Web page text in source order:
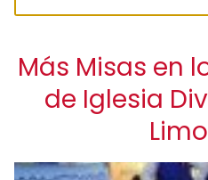
Más Misas en
de Iglesia